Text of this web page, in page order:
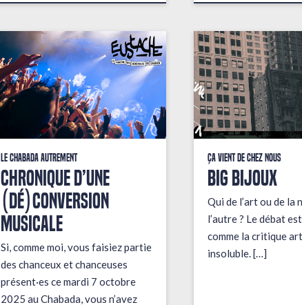
Le Chabada autrement
Chronique d’une
(dé)conversion
musicale
Si, comme moi, vous faisiez partie
des chanceux et chanceuses
présent·es ce mardi 7 octobre
2025 au Chabada, vous n’avez
Ça vient de chez nous
BIG BIJOUX
Qui de l’art ou de la
l’autre ? Le débat
comme la critique
insoluble. […]